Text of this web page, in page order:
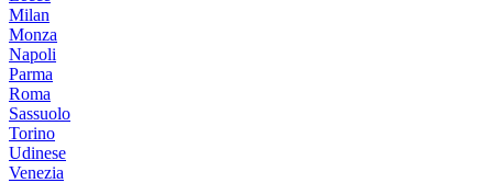
Milan
Monza
Napoli
Parma
Roma
Sassuolo
Torino
Udinese
Venezia